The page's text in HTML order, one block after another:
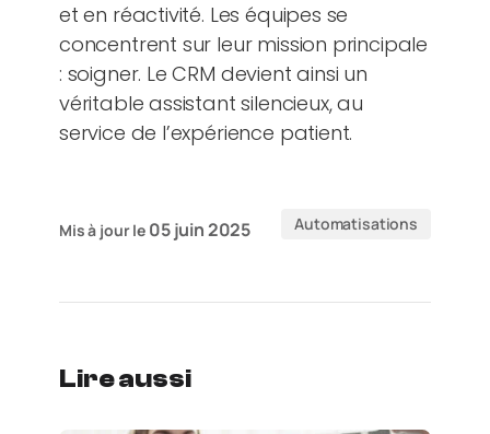
et en réactivité. Les équipes se
concentrent sur leur mission principale
: soigner. Le CRM devient ainsi un
véritable assistant silencieux, au
service de l’expérience patient.
Mis à jour le 05 juin 2025 Automatisations
Lire aussi